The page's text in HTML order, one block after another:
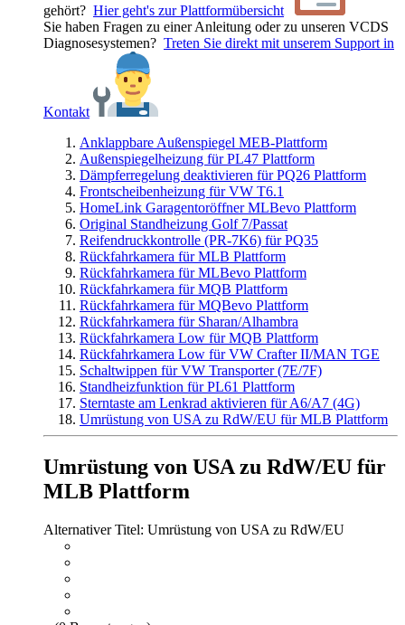
gehört? Hier geht's zur Plattformübersicht
Sie haben Fragen zu einer Anleitung oder zu unseren VCDS
Diagnosesystemen? Treten Sie direkt mit unserem Support in
Kontakt
Anklappbare Außenspiegel MEB-Plattform
Außenspiegelheizung für PL47 Plattform
Dämpferregelung deaktivieren für PQ26 Plattform
Frontscheibenheizung für VW T6.1
HomeLink Garagentoröffner MLBevo Plattform
Original Standheizung Golf 7/Passat
Reifendruckkontrolle (PR-7K6) für PQ35
Rückfahrkamera für MLB Plattform
Rückfahrkamera für MLBevo Plattform
Rückfahrkamera für MQB Plattform
Rückfahrkamera für MQBevo Plattform
Rückfahrkamera für Sharan/Alhambra
Rückfahrkamera Low für MQB Plattform
Rückfahrkamera Low für VW Crafter II/MAN TGE
Schaltwippen für VW Transporter (7E/7F)
Standheizfunktion für PL61 Plattform
Sterntaste am Lenkrad aktivieren für A6/A7 (4G)
Umrüstung von USA zu RdW/EU für MLB Plattform
Umrüstung von USA zu RdW/EU für
MLB Plattform
Alternativer Titel: Umrüstung von USA zu RdW/EU